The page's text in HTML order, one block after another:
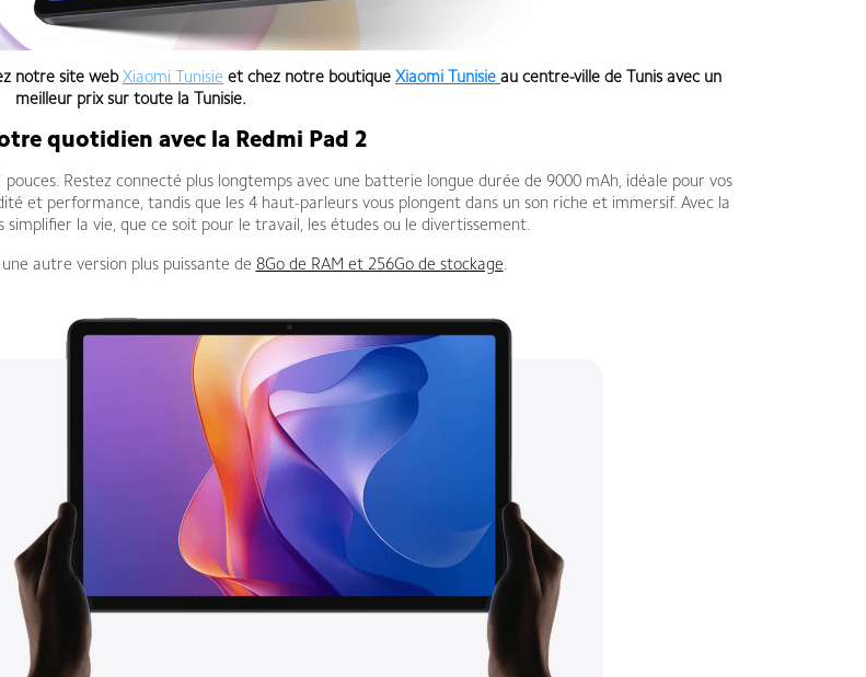
notre site webXiaomi Tunisie et chez notre boutique Xiaomi Tunisie au centre-ville de Tunis avec un
meilleur prix sur toute la Tunisie.
quotidien avec la Redmi Pad 2
Restez connecté plus longtemps avec une batterie longue durée de 9000 mAh, idéale pour vos
et performance, tandis que les 4 haut-parleurs vous plongent dans un son riche et immersif. Avec la
simplifier la vie, que ce soit pour le travail, les études ou le divertissement.
autre version plus puissante de 8Go de RAM et 256Go de stockage.